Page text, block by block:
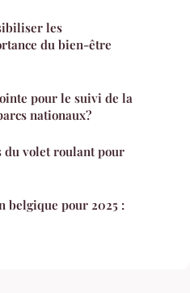
les
du bien-être
pour le suivi de la
nationaux?
du volet roulant pour
belgique pour 2025 :